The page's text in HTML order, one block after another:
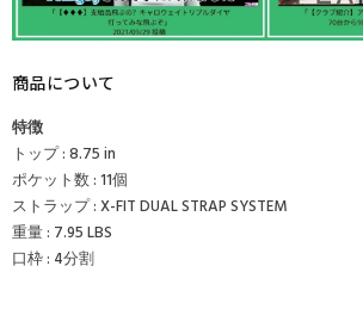
商品について
特徴
トップ : 8.75 in
ポケット数 : 11個
ストラップ : X-FIT DUAL STRAP SYSTEM
重量 : 7.95 LBS
口枠 : 4分割